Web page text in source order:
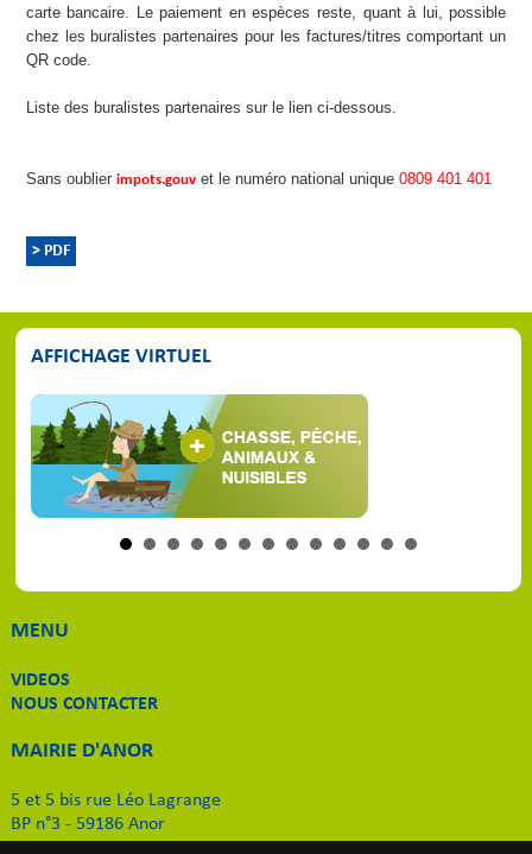
carte bancaire. Le paiement en espèces reste, quant à lui, possible
chez les buralistes partenaires pour les factures/titres comportant un
QR code.
Liste des buralistes partenaires sur le lien ci-dessous.
Sans oublier impots.gouvet le numéro national unique 0809 401 401
> PDF
AFFICHAGE VIRTUEL
MENU
VIDEOS
NOUS CONTACTER
MAIRIE D'ANOR
5 et 5 bis rue Léo Lagrange
BP n°3 - 59186 Anor